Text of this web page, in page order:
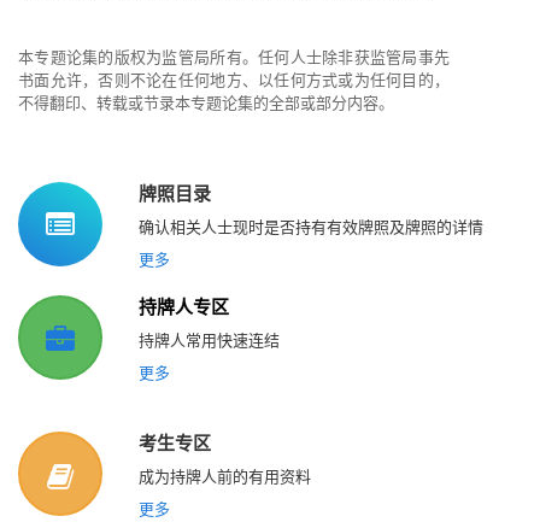
本专题论集的版权为监管局所有。任何人士除非获监管局事先
书面允许，否则不论在任何地方、以任何方式或为任何目的，
不得翻印、转载或节录本专题论集的全部或部分内容。
牌照目录
确认相关人士现时是否持有有效牌照及牌照的详情
更多
持牌人专区
持牌人常用快速连结
更多
考生专区
成为持牌人前的有用资料
更多